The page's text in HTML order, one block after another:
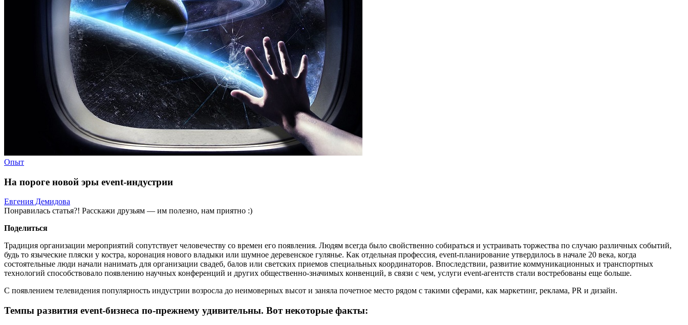
Опыт
На пороге новой эры event-индустрии
Евгения Демидова
Понравилась статья?! Расскажи друзьям — им полезно, нам приятно :)
Поделиться
Традиция организации мероприятий сопутствует человечеству со времен его появления. Людям всегда было свойственно собираться и устраивать торжества по случаю различных событий,
будь то языческие пляски у костра, коронация нового владыки или шумное деревенское гулянье. Как отдельная профессия, event-планирование утвердилось в начале 20 века, когда
состоятельные люди начали нанимать для организации свадеб, балов или светских приемов специальных координаторов. Впоследствии, развитие коммуникационных и транспортных
технологий способствовало появлению научных конференций и других общественно-значимых конвенций, в связи с чем, услуги event-агентств стали востребованы еще больше.
С появлением телевидения популярность индустрии возросла до неимоверных высот и заняла почетное место рядом с такими сферами, как маркетинг, реклама, PR и дизайн.
Темпы развития event-бизнеса по-прежнему удивительны. Вот некоторые факты: